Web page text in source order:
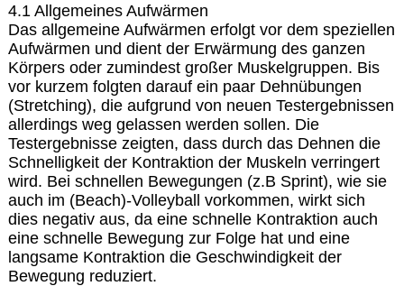
4.1 Allgemeines Aufwärmen
Das allgemeine Aufwärmen erfolgt vor dem speziellen
Aufwärmen und dient der Erwärmung des ganzen
Körpers oder zumindest großer Muskelgruppen. Bis
vor kurzem folgten darauf ein paar Dehnübungen
(Stretching), die aufgrund von neuen Testergebnissen
allerdings weg gelassen werden sollen. Die
Testergebnisse zeigten, dass durch das Dehnen die
Schnelligkeit der Kontraktion der Muskeln verringert
wird. Bei schnellen Bewegungen (z.B Sprint), wie sie
auch im (Beach)-Volleyball vorkommen, wirkt sich
dies negativ aus, da eine schnelle Kontraktion auch
eine schnelle Bewegung zur Folge hat und eine
langsame Kontraktion die Geschwindigkeit der
Bewegung reduziert.